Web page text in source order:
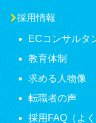
採用情報
ECコンサルタ
教育体制
求める人物像
転職者の声
採用FAQ（よ